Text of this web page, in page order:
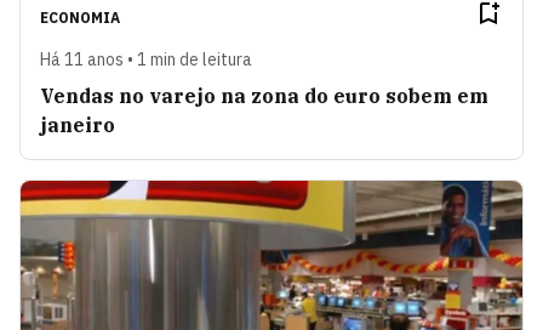
ECONOMIA
Há 11 anos • 1 min de leitura
Vendas no varejo na zona do euro sobem em
janeiro